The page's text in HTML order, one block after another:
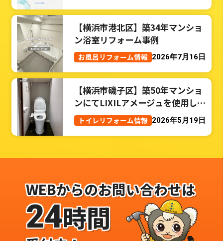
【横浜市港北区】築34年マンショ
ン浴室リフォーム事例
お風呂リフォーム情報 2026年7月16日
【横浜市磯子区】築50年マンショ
ンにてLIXILアメージュを使用した
トイレリフォーム事例
トイレリフォーム情報 2026年5月19日
WEBからのお問い合わせは
24時間